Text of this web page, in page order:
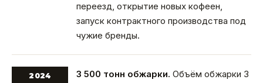
переезд, открытие новых кофеен,
запуск контрактного производства под
чужие бренды.
2024 3 500 тонн обжарки. Объём обжарки 3